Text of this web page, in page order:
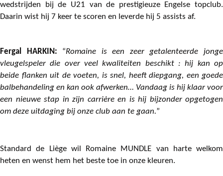
wedstrijden bij de U21 van de prestigieuze Engelse topclub.
Daarin wist hij 7 keer te scoren en leverde hij 5 assists af.
Fergal HARKIN: “Romaine is een zeer getalenteerde jonge
vleugelspeler die over veel kwaliteiten beschikt : hij kan op
beide flanken uit de voeten, is snel, heeft diepgang, een goede
balbehandeling en kan ook afwerken… Vandaag is hij klaar voor
een nieuwe stap in zijn carrière en is hij bijzonder opgetogen
om deze uitdaging bij onze club aan te gaan.”
Standard de Liège wil Romaine MUNDLE van harte welkom
heten en wenst hem het beste toe in onze kleuren.